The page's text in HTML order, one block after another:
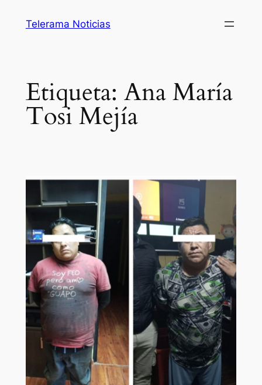
Telerama Noticias
Etiqueta: Ana María
Tosi Mejía